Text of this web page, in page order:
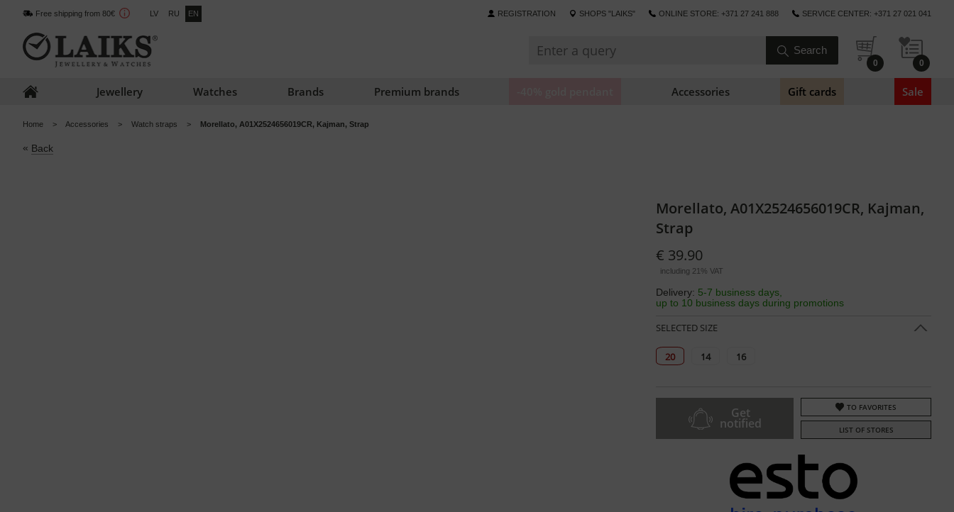
Free shipping from 80€ LV RU EN REGISTRATION SHOPS "LAIKS" ONLINE STORE: +371 27 241 888 SERVICE CENTER: +371 27 021 041
0 0
Jewellery Watches Brands Premium brands Accessories Gift cards Sale
Home Accessories Watch straps Morellato, A01X2524656019CR, Kajman, Strap
« Back
Morellato, A01X2524656019CR, Kajman,
Strap
€ 39.90
including 21% VAT
Delivery: 5-7 business days,
up to 10 business days during promotions
SELECTED SIZE
20 14 16
Get
notified
TO FAVORITES
LIST OF STORES